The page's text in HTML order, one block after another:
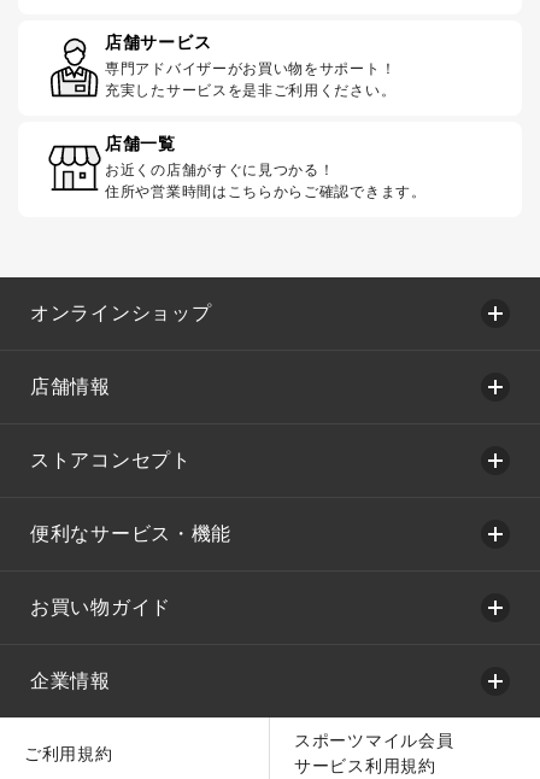
店舗サービス
専門アドバイザーがお買い物をサポート！
充実したサービスを是非ご利用ください。
店舗一覧
お近くの店舗がすぐに見つかる！
住所や営業時間はこちらからご確認できます。
オンラインショップ
店舗情報
ストアコンセプト
便利なサービス・機能
お買い物ガイド
企業情報
ご利用規約
スポーツマイル会員
サービス利用規約